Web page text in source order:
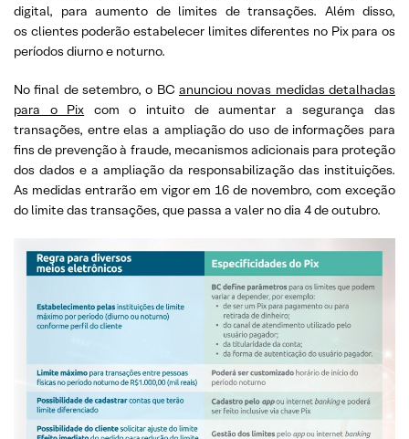
digital, para aumento de limites de transações. Além disso,
os clientes poderão estabelecer limites diferentes no Pix para os
períodos diurno e noturno.
No final de setembro, o BC anunciou novas medidas detalhadas
para o Pix com o intuito de aumentar a segurança das
transações, entre elas a ampliação do uso de informações para
fins de prevenção à fraude, mecanismos adicionais para proteção
dos dados e a ampliação da responsabilização das instituições.
As medidas entrarão em vigor em 16 de novembro, com exceção
do limite das transações, que passa a valer no dia 4 de outubro.